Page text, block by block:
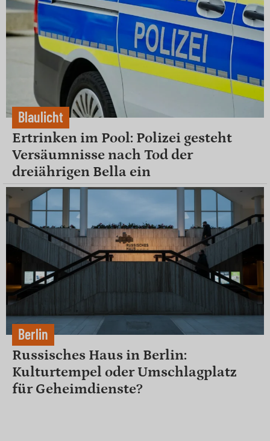
Blaulicht
Ertrinken im Pool: Polizei gesteht
Versäumnisse nach Tod der
dreiährigen Bella ein
Berlin
Russisches Haus in Berlin:
Kulturtempel oder Umschlagplatz
für Geheimdienste?